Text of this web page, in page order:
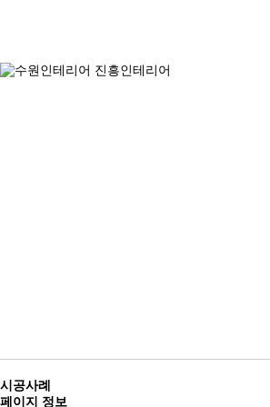
시공사례
페이지 정보